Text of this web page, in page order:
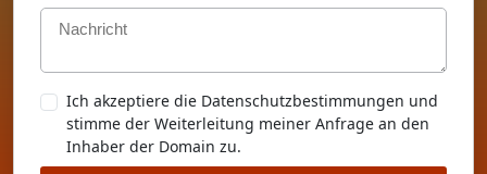
Ich akzeptiere die Datenschutzbestimmungen und
stimme der Weiterleitung meiner Anfrage an den
Inhaber der Domain zu.